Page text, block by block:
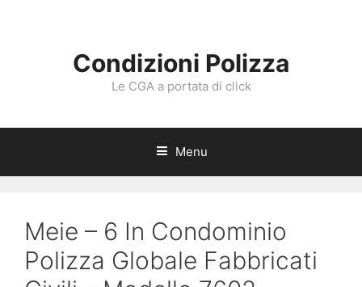
Condizioni Polizza
Le CGA a portata di click
Menu
Meie – 6 In Condominio
Polizza Globale Fabbricati